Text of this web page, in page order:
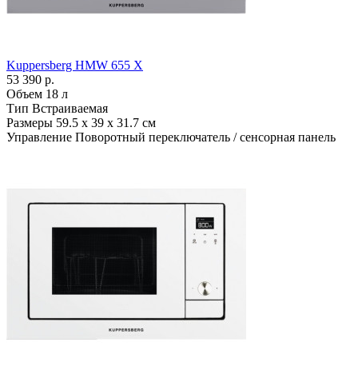
Kuppersberg HMW 655 X
53 390 р.
Объем 18 л
Тип Встраиваемая
Размеры 59.5 х 39 х 31.7 см
Управление Поворотный переключатель / сенсорная панель